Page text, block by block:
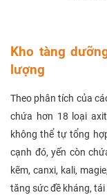
Kho tàng
lượng
Theo phân tích của
chứa hơn 18 loại
không thể tự tổng
cạnh đó, yến còn
kẽm, canxi, kali,
tăng sức đề kháng,